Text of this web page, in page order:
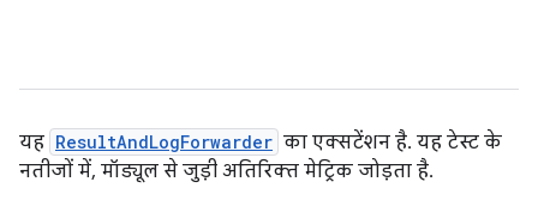
यह ResultAndLogForwarder का एक्सटेंशन है. यह टेस्ट के
नतीजों में, मॉड्यूल से जुड़ी अतिरिक्त मेट्रिक जोड़ता है.